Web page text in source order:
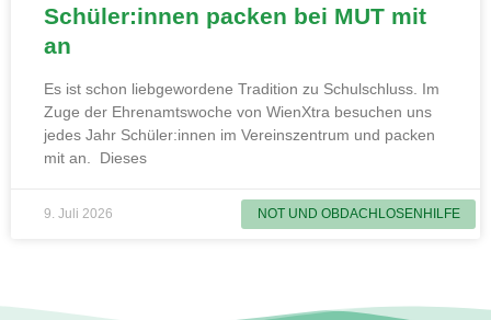
NOT UND OBDACHLOSENHILFE
Schüler:innen packen bei MUT mit
an
Es ist schon liebgewordene Tradition zu Schulschluss. Im
Zuge der Ehrenamtswoche von WienXtra besuchen uns
jedes Jahr Schüler:innen im Vereinszentrum und packen
mit an. Dieses
9. Juli 2026